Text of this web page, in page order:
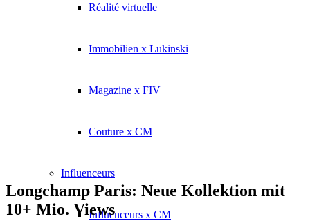
Réalité virtuelle
Immobilien x Lukinski
Magazine x FIV
Couture x CM
Influenceurs
Influenceurs x CM
Longchamp Paris: Neue Kollektion mit
10+ Mio. Views